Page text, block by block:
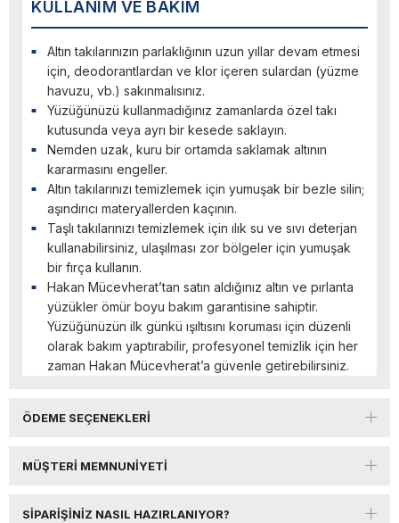
KULLANIM VE BAKIM
Altın takılarınızın parlaklığının uzun yıllar devam etmesi
için, deodorantlardan ve klor içeren sulardan (yüzme
havuzu, vb.) sakınmalısınız.
Yüzüğünüzü kullanmadığınız zamanlarda özel takı
kutusunda veya ayrı bir kesede saklayın.
Nemden uzak, kuru bir ortamda saklamak altının
kararmasını engeller.
Altın takılarınızı temizlemek için yumuşak bir bezle silin;
aşındırıcı materyallerden kaçının.
Taşlı takılarınızı temizlemek için ılık su ve sıvı deterjan
kullanabilirsiniz, ulaşılması zor bölgeler için yumuşak
bir fırça kullanın.
Hakan Mücevherat’tan satın aldığınız altın ve pırlanta
yüzükler ömür boyu bakım garantisine sahiptir.
Yüzüğünüzün ilk günkü ışıltısını koruması için düzenli
olarak bakım yaptırabilir, profesyonel temizlik için her
zaman Hakan Mücevherat’a güvenle getirebilirsiniz.
ÖDEME SEÇENEKLERI
MÜŞTERI MEMNUNIYETI
SIPARIŞINIZ NASIL HAZIRLANIYOR?